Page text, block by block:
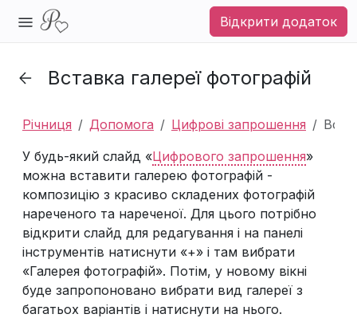
Відкрити додаток
Вставка галереї фотографій
Річниця Допомога Цифрові запрошення
У будь-який слайд «Цифрового запрошення»
можна вставити галерею фотографій -
композицію з красиво складених фотографій
нареченого та нареченої. Для цього потрібно
відкрити слайд для редагування і на панелі
інструментів натиснути «+» і там вибрати
«Галерея фотографій». Потім, у новому вікні
буде запропоновано вибрати вид галереї з
багатьох варіантів і натиснути на нього.